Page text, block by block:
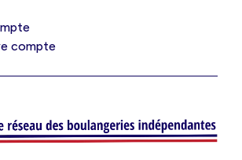
compte
compte